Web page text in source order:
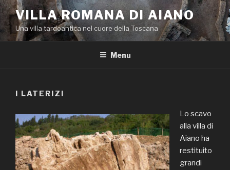
Salta
contenuto
VILLA ROMANA DI AIANO
Una villa tardoantica nel cuore della Toscana
Menu
I LATERIZI
Lo scavo
alla villa di
Aiano ha
restituito
grandi